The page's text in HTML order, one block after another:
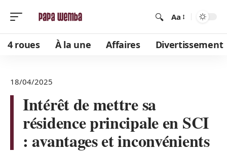
Aa
4 roues À la une Affaires Divertissement
18/04/2025
Intérêt de mettre sa
résidence principale en SCI
: avantages et inconvénients